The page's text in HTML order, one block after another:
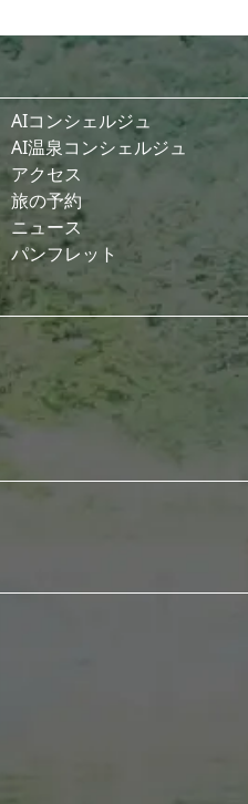
AIコンシェルジュ
AI温泉コンシェルジュ
アクセス
旅の予約
ニュース
パンフレット